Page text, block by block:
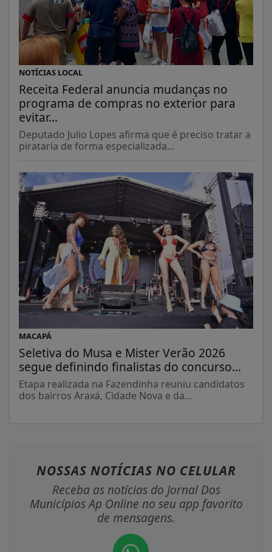
NOTÍCIAS LOCAL
Receita Federal anuncia mudanças no
programa de compras no exterior para
evitar...
Deputado Julio Lopes afirma que é preciso tratar a
pirataria de forma especializada...
MACAPÁ
Seletiva do Musa e Mister Verão 2026
segue definindo finalistas do concurso...
Etapa realizada na Fazendinha reuniu candidatos
dos bairros Araxá, Cidade Nova e da...
NOSSAS NOTÍCIAS NO CELULAR
Receba as notícias do Jornal Dos
Municípios Ap Online no seu app favorito
de mensagens.